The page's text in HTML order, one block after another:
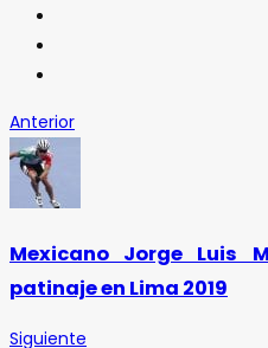
Anterior
Mexicano Jorge Luis
patinaje en Lima 2019
Siguiente